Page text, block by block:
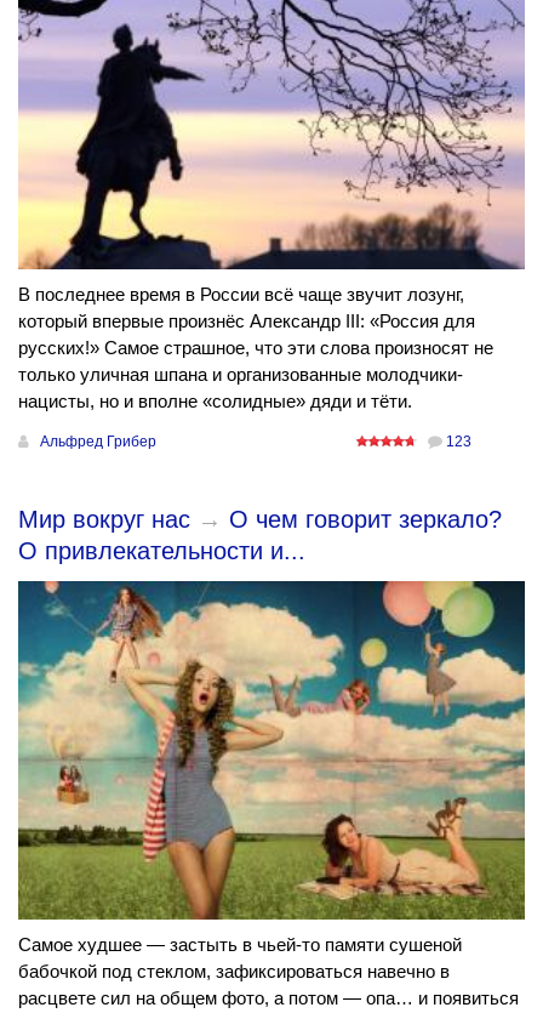
В последнее время в России всё чаще звучит лозунг,
который впервые произнёс Александр III: «Россия для
русских!» Самое страшное, что эти слова произносят не
только уличная шпана и организованные молодчики-
нацисты, но и вполне «солидные» дяди и тёти.
Альфред Грибер 123
Мир вокруг нас → О чем говорит зеркало?
О привлекательности и...
Самое худшее — застыть в чьей-то памяти сушеной
бабочкой под стеклом, зафиксироваться навечно в
расцвете сил на общем фото, а потом — опа… и появиться